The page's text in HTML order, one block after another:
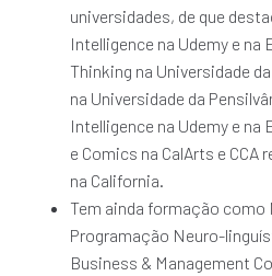
universidades, de que
Intelligence na Udemy e na
Thinking na Universidade
na Universidade da
Intelligence na Udemy e na
e Comics na CalArts e
na California.
Tem ainda formação como
Programação Neuro-
Business & Management